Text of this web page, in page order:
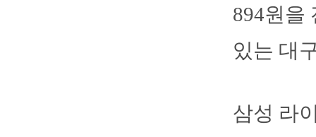
894원을
있는 대
삼성 라